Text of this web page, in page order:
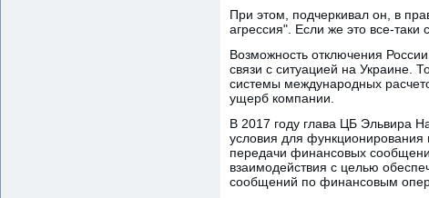
При этом, подчеркивал он, в
агрессия". Если же это все-
Возможность отключения
связи с ситуацией на Украине.
системы международных
ущерб компании.
В 2017 году глава ЦБ Эльвира
условия для функционирования
передачи финансовых
взаимодействия с целью
сообщений по финансовым